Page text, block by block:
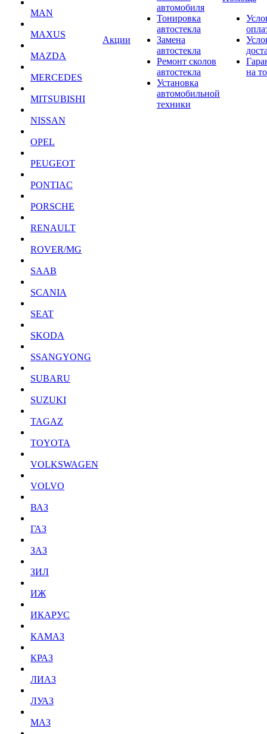
MAN
MAXUS
MAZDA
MERCEDES
MITSUBISHI
NISSAN
OPEL
PEUGEOT
PONTIAC
PORSCHE
RENAULT
ROVER/MG
SAAB
SCANIA
SEAT
SKODA
SSANGYONG
SUBARU
SUZUKI
TAGAZ
TOYOTA
VOLKSWAGEN
VOLVO
ВАЗ
ГАЗ
ЗАЗ
ЗИЛ
ИЖ
ИКАРУС
КАМАЗ
КРАЗ
ЛИАЗ
ЛУАЗ
МАЗ
Акции
автомобиля
Тонировка
автостекла
Замена
автостекла
Ремонт сколов
автостекла
Установка
автомобильной
техники
на